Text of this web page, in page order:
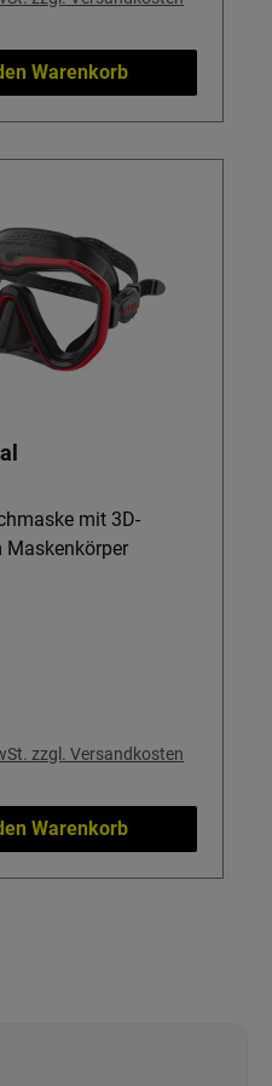
Warenkorb
mit 3D-
Maskenkörper
zzgl. Versandkosten
Warenkorb